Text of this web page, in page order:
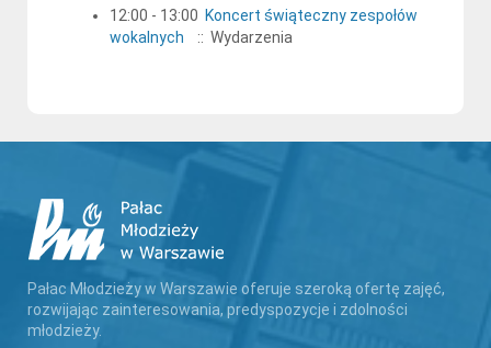
12:00 - 13:00 Koncert świąteczny zespołów
wokalnych
:: Wydarzenia
Pałac Młodzieży w Warszawie oferuje szeroką ofertę zajęć,
rozwijając zainteresowania, predyspozycje i zdolności
młodzieży.